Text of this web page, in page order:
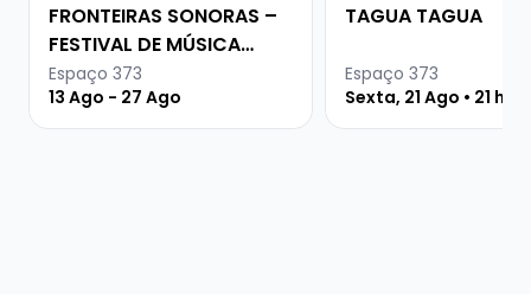
FRONTEIRAS SONORAS –
FESTIVAL DE MÚSICA
URUGUAIA
Espaço 373
13 Ago - 27 Ago
TAGUA TAGUA
Espaço 373
Sexta, 21 Ago • 21